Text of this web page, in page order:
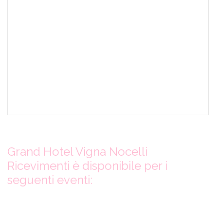
Grand Hotel Vigna Nocelli
Ricevimenti è disponibile per i
seguenti eventi: